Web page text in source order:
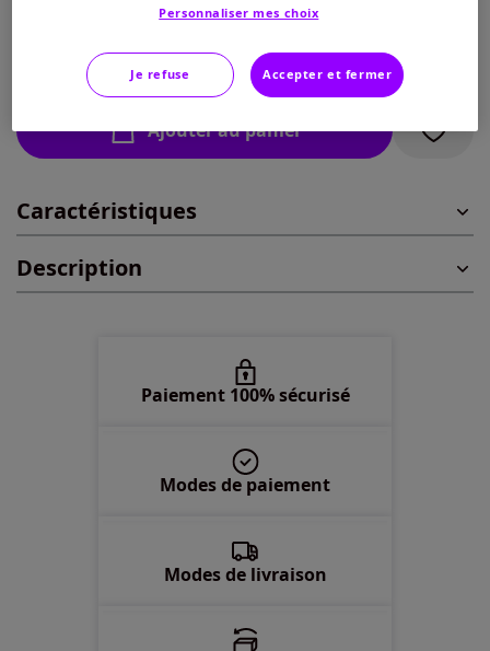
En stock
En stock
46 -En stock
48 -En stock
Ajouter au panier
Caractéristiques
Description
Paiement 100% sécurisé
Modes de paiement
Modes de livraison
Personnaliser mes choix
Je refuse Accepter et fermer